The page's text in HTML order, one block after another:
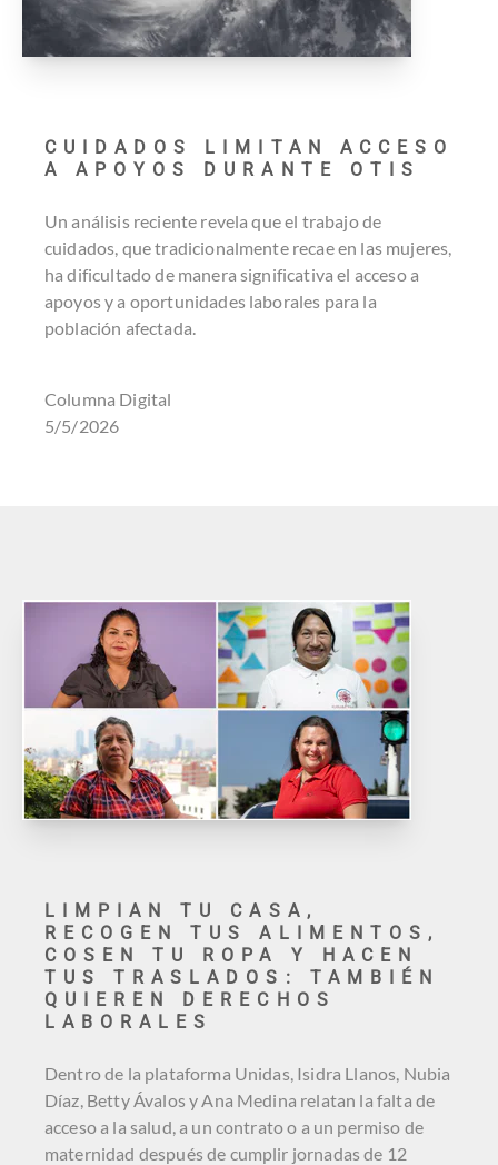
CUIDADOS LIMITAN ACCESO
A APOYOS DURANTE OTIS
Un análisis reciente revela que el trabajo de
cuidados, que tradicionalmente recae en las mujeres,
ha dificultado de manera significativa el acceso a
apoyos y a oportunidades laborales para la
población afectada.
Columna Digital
5/5/2026
LIMPIAN TU CASA,
RECOGEN TUS ALIMENTOS,
COSEN TU ROPA Y HACEN
TUS TRASLADOS: TAMBIÉN
QUIEREN DERECHOS
LABORALES
Dentro de la plataforma Unidas, Isidra Llanos, Nubia
Díaz, Betty Ávalos y Ana Medina relatan la falta de
acceso a la salud, a un contrato o a un permiso de
maternidad después de cumplir jornadas de 12